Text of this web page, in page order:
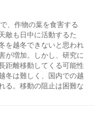
、作物の葉を食害する
敵も日中に活動するた
を越冬できないと思われ
が増加。しかし、研究に
距離移動してくる可能性
冬は難しく、国内での越
る。移動の阻止は困難な